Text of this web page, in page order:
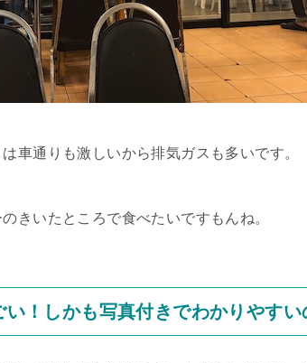
車通りも激しいから排気ガスも多いです。
きいたところで食べたいですもんね。
い！しかも写真付きでわかりやすい